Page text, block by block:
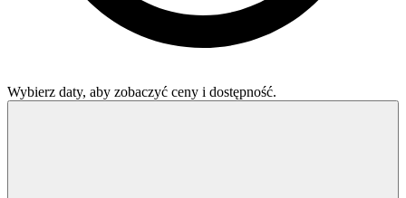
Wybierz daty, aby zobaczyć ceny i dostępność.